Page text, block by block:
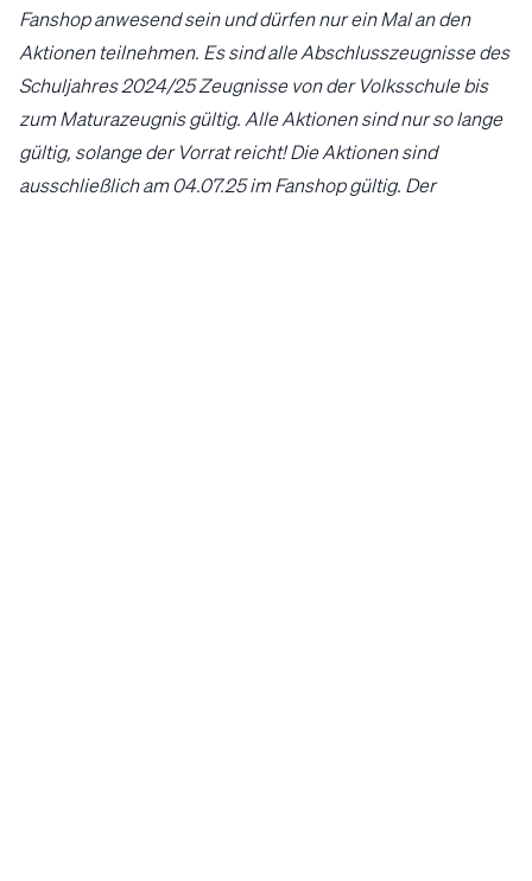
Fanshop anwesend sein unddürfen nur ein Mal an den
Aktionen teilnehmen. Es sind alleAbschlusszeugnisse des
Schuljahres 2024/25Zeugnisse von der Volksschule bis
zum Maturazeugnis gültig. Alle Aktionen sind nur so lange
gültig, solange der Vorrat reicht! Die Aktionen sind
ausschließlich am 04.07.25 im Fanshop gültig. Der